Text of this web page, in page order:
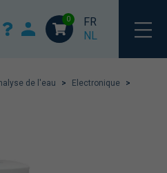
0
FR
NL
de l'eau > Electronique >